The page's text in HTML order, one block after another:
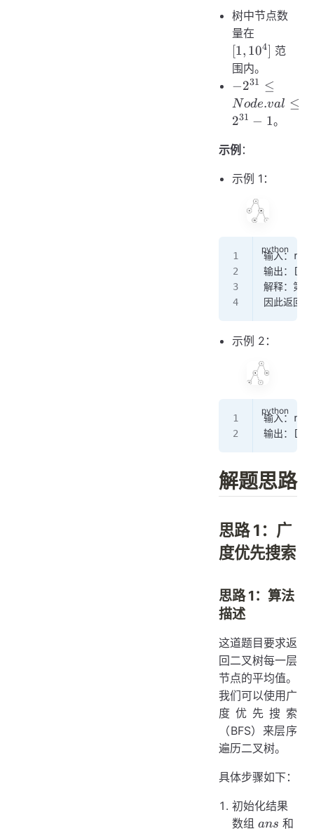
树中节点数
量在
10^{4}]
[1, 104] 范
围内。
-2^{31}
\le
Node.val
2^{31} -
−231 ≤
Node.val ≤
231 − 1。
示例 ：
示例 1：
输入：
输出：[
解释：第
因此返回 [
示例 2：
输入：
输出：[
解题思路
思路 1：广
度优先搜索
思路 1：算法
描述
这道题目要求返
回二叉树每一层
节点的平均值。
我们可以使用广
度优先搜索
（BFS）来层序
遍历二叉树。
具体步骤如下：
初始化结果
数组ans
ans 和